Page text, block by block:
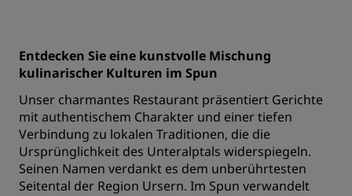
Entdecken Sie eine kunstvolle Mischung
kulinarischer Kulturen im Spun
Unser charmantes Restaurant präsentiert Gerichte
mit authentischem Charakter und einer tiefen
Verbindung zu lokalen Traditionen, die die
Ursprünglichkeit des Unteralptals widerspiegeln.
Seinen Namen verdankt es dem unberührtesten
Seitental der Region Ursern. Im Spun verwandelt